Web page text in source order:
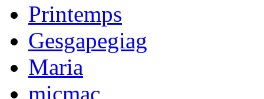
Printemps
Gesgapegiag
Maria
micmac